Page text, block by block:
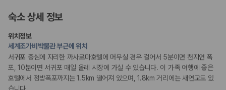
누적 이용 고객수
사용자 리뷰
175,206건
예약 가능 차량
67,123 대
전국 렌트카 지점
1,829
리셉션 서비스
짐 보관 서비스
웰빙 및 피트니스
피트니스/헬스시설
숙소 상세 정보
위치정보
세계조가비박물관 부근에 위치
서귀포 중심에 자리한 까사로마호텔에 머무실 경우 걸어서 5분이면 천지연 폭
포, 10분이면 서귀포 매일 올레 시장에 가실 수 있습니다. 이 가족 여행에 좋은
호텔에서 정방폭포까지는 1.5km 떨어져 있으며, 1.8km 거리에는 새연교도 있